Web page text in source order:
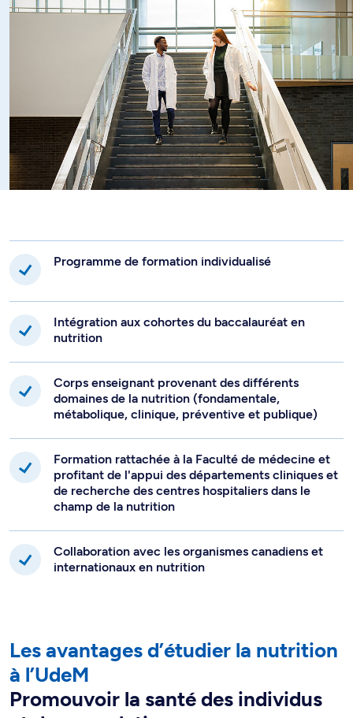
Programme de formation individualisé
Intégration aux cohortes du baccalauréat en
nutrition
Corps enseignant provenant des différents
domaines de la nutrition (fondamentale,
métabolique, clinique, préventive et publique)
Formation rattachée à la Faculté de médecine et
profitant de l'appui des départements cliniques et
de recherche des centres hospitaliers dans le
champ de la nutrition
Collaboration avec les organismes canadiens et
internationaux en nutrition
Les avantages d’étudier la nutrition
à l’UdeM
Promouvoir la santé des individus